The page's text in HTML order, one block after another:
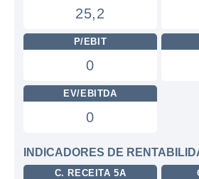
25,2
P/EBIT
0
EV/EBITDA
0
INDICADORES DE
C. RECEITA 5A